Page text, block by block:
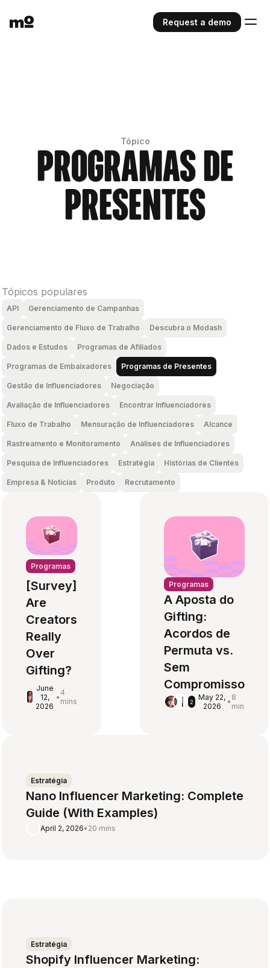
Request a demo
Tópico
Programas de
Presentes
Tópicos populares
API Gerenciamento de Campanhas
Gerenciamento de Fluxo de Trabalho Descubra o Modash
Dados e Estudos Programas de Afiliados
Programas de Embaixadores Programas de Presentes
Gestão de Influenciadores Negociação
Avaliação de Influenciadores Encontrar Influenciadores
Fluxo de Trabalho Mensuração de Influenciadores Alcance
Rastreamento e Monitoramento Análises de Influenciadores
Pesquisa de Influenciadores Estratégia Histórias de Clientes
Empresa & Notícias Produto Recrutamento
Programas
[Survey]
Are
Creators
Really
Over
Gifting?
June
12,
2026
• 4
mins
Programas
A Aposta do
Gifting:
Acordos de
Permuta vs.
Sem
Compromisso
2
May 22,
2026
• 8
min
Estratégia
Nano Influencer Marketing: Complete
Guide (With Examples)
April 2, 2026• 20 mins
Estratégia
Shopify Influencer Marketing: